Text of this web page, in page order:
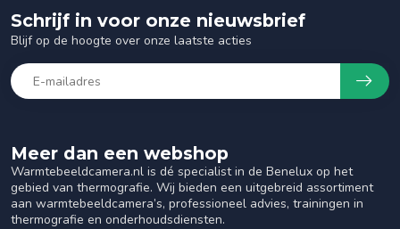
Meer dan een webshop
Warmtebeeldcamera.nl is dé specialist in de Benelux op het
gebied van thermografie. Wij bieden een uitgebreid assortiment
aan warmtebeeldcamera’s, professioneel advies, trainingen in
thermografie en onderhoudsdiensten.
Schrijf in voor onze nieuwsbrief
Blijf op de hoogte over onze laatste acties